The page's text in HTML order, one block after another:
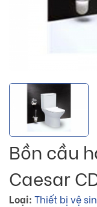
Bồn cầu
Caesar
Loại: Thiết bị vệ